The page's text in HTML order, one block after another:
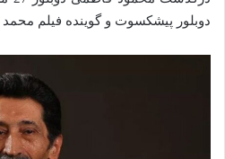
دوبلور پیشکسوت و گوینده فیلم